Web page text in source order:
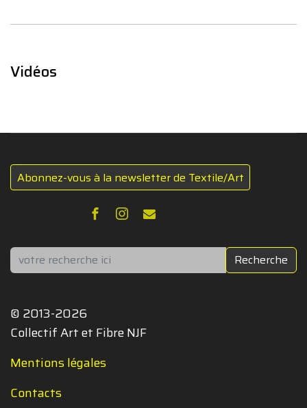
Vidéos
Abonnez-vous à la newsletter de Textile/Art
Rechercher Recherche
© 2013-2026
Collectif Art et Fibre NJF
Mentions légales
Contacts